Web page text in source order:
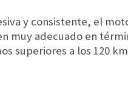
y consistente, el
muy adecuado en
superiores a los 120